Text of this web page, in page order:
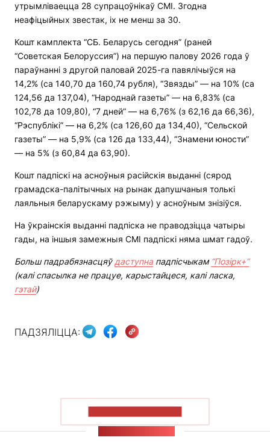
утрымліваецца 28 супрацоўнікаў СМІ. Згодна
неафіцыйных звестак, іх не менш за 30.
Кошт камплекта “СБ. Беларусь сегодня” (раней
“Советская Белоруссия”) на першую палову 2026 года ў
параўнанні з другой паловай 2025-га павялічыўся на
14,2% (са 140,70 да 160,74 рубля), “Звязды” — на 10% (са
124,56 да 137,04), “Народнай газеты” — на 6,83% (са
102,78 да 109,80), “7 дней” — на 6,76% (з 62,16 да 66,36),
“Рэспублікі” — на 6,2% (са 126,60 да 134,40), “Сельской
газеты” — на 5,9% (са 126 да 133,44), “Знамени юности”
— на 5% (з 60,84 да 63,90).
Кошт падпіскі на асноўныя расійскія выданні (сярод
грамадска-палітычных на рынак дапушчаныя толькі
лаяльныя беларускаму рэжыму) у асноўным знізіўся.
На ўкраінскія выданні падпіска не праводзіцца чатыры
гады, на іншыя замежныя СМІ падпіскі няма шмат гадоў.
Больш падрабязнасцяў даступнападпісчыкам “Позірк+”
(калі спасылка не працуе, карыстайцеся, калі ласка,
гэтай)
ПАДЗЯЛІЦЦА: